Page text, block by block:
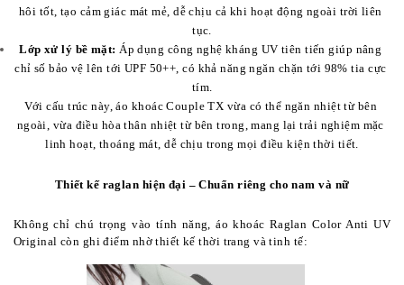
hôi tốt, tạo cảm giác mát mẻ, dễ chịu cả khi hoạt động ngoài trời liên
tục.
Lớp xử lý bề mặt: Áp dụng công nghệ kháng UV tiên tiến giúp nâng
chỉ số bảo vệ lên tới UPF 50++, có khả năng ngăn chặn tới 98% tia cực
tím.
Với cấu trúc này, áo khoác Couple TX vừa có thể ngăn nhiệt từ bên
ngoài, vừa điều hòa thân nhiệt từ bên trong, mang lại trải nghiệm mặc
linh hoạt, thoáng mát, dễ chịu trong mọi điều kiện thời tiết.
Thiết kế raglan hiện đại – Chuẩn riêng cho nam và nữ
Không chỉ chú trọng vào tính năng, áo khoác Raglan Color Anti UV
Original còn ghi điểm nhờ thiết kế thời trang và tinh tế: